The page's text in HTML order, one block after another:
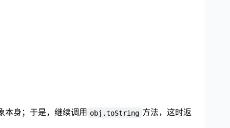
本身；于是，继续调用 obj.toString 方法，这时返